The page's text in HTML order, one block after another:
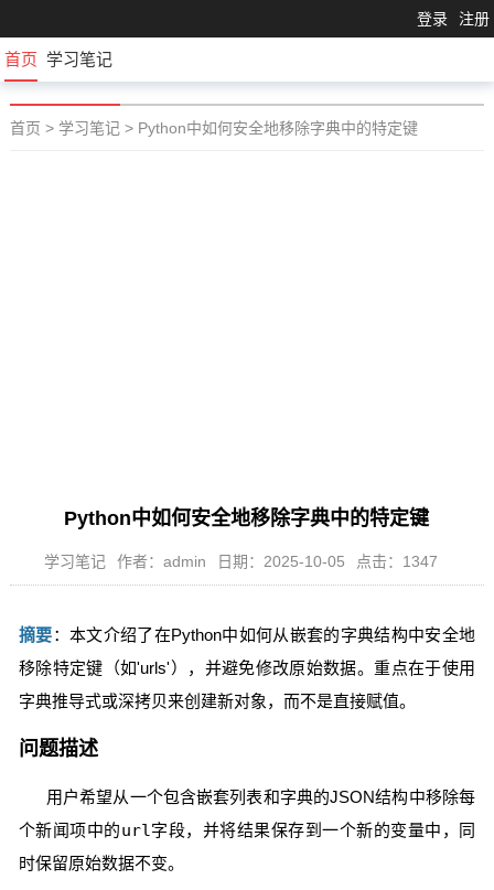
登录 注册
首页 学习笔记
首页 > 学习笔记 > Python中如何安全地移除字典中的特定键
Python中如何安全地移除字典中的特定键
学习笔记 作者：admin 日期：2025-10-05 点击：1347
摘要：本文介绍了在Python中如何从嵌套的字典结构中安全地
移除特定键（如'urls'），并避免修改原始数据。重点在于使用
字典推导式或深拷贝来创建新对象，而不是直接赋值。
问题描述
用户希望从一个包含嵌套列表和字典的JSON结构中移除每
个新闻项中的url字段，并将结果保存到一个新的变量中，同
时保留原始数据不变。